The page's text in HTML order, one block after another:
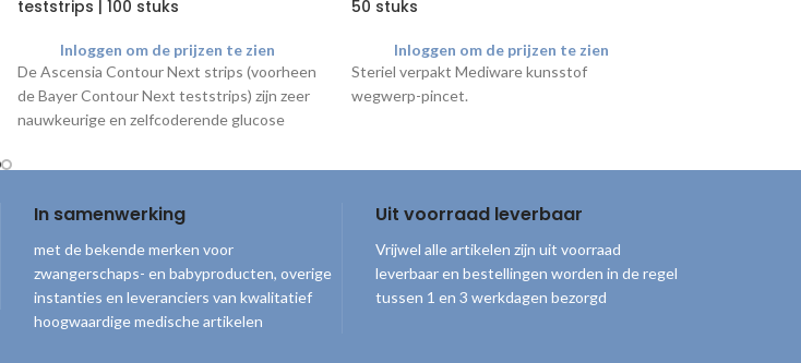
teststrips | 100 stuks
Inloggen om de prijzen te zien
De Ascensia Contour Next strips (voorheen
de Bayer Contour Next teststrips) zijn zeer
nauwkeurige en zelfcoderende glucose
hoeveelheid glucose in het bloed. Nb.
Contour XT meteren Contour Next One
50 stuks
Inloggen om de prijzen te zien
Steriel verpakt Mediware kunsstof
wegwerp-pincet.
rol: 11 cm
In samenwerking
met de bekende merken voor
zwangerschaps- en babyproducten, overige
instanties en leveranciers van kwalitatief
hoogwaardige medische artikelen
Uit voorraad leverbaar
Vrijwel alle artikelen zijn uit voorraad
leverbaar en bestellingen worden in de regel
tussen 1 en 3 werkdagen bezorgd